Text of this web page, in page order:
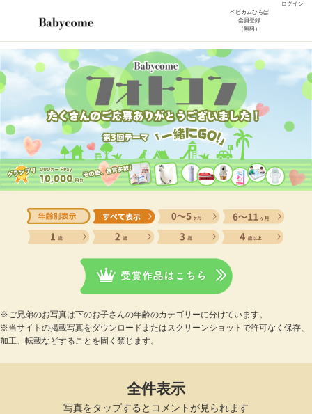
ログイン
ベビカムひろば
会員登録
（無料）
※ご兄弟のお写真は下のお子さんの年齢のカテゴリーに分けています。
※当サイトの掲載写真をダウンロードまたはスクリーンショットで許可なく保存、
加工、転載などすることを固く禁じます。
全件表示
写真をタップするとコメントが見られます